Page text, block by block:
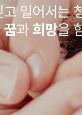
일어서는
꿈과희망을